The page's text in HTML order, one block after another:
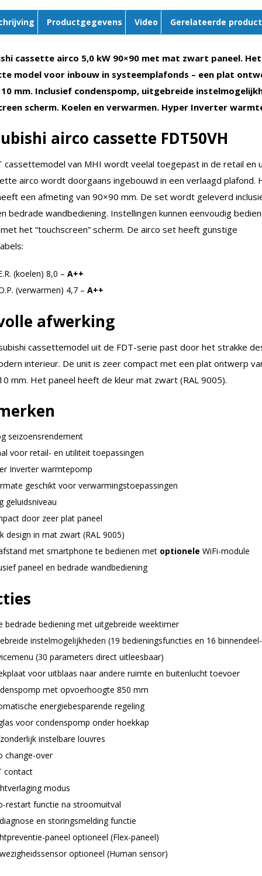
zwart
|
aantal
Productgegevens Video Gerelateerde
cassette airco 5,0 kW 90×90 met mat zwart paneel.
model voor inbouw in systeemplafonds – een plat
mm. Inclusief condenspomp, uitgebreide
scherm. Koelen en verwarmen. Hyper Inverter
airco cassette FDT50VH
cassettemodel van MHI wordt veelal toegepast in de retail en
airco wordt doorgaans ingebouwd in een verlaagd plafond.
een afmeting van 90×90 mm. De set wordt geleverd
bedrade wandbediening. Instellingen kunnen eenvoudig
het “touchscreen” scherm. De airco set heeft gunstige
(koelen) 8,0 – A++
(verwarmen) 4,7 – A++
afwerking
cassettemodel uit de FDT-serie past door het strakke
interieur. De unit is zeer compact met een plat ontwerp
mm. Het paneel heeft de kleur mat zwart (RAL 9005).
seizoensrendement
voor retail- en utiliteit toepassingen
Inverter warmtepomp
geschikt voor verwarmingstoepassingen
geluidsniveau
door zeer plat paneel
design in mat zwart (RAL 9005)
met smartphone te bedienen met optionele WiFi-module
paneel en bedrade wandbediening
bedrade bediening met uitgebreide weektimer
instelmogelijkheden (19 bedieningsfuncties en 16
(30 parameters direct uitleesbaar)
voor uitblaas naar andere ruimte en buitenlucht toevoer
met opvoerhoogte 850 mm
energiebesparende regeling
voor condenspomp onder hoekkap
instelbare louvres
change-over
contact
modus
restart functie na stroomuitval
en storingsmelding functie
paneel optioneel (Flex-paneel)
optioneel (Human sensor)